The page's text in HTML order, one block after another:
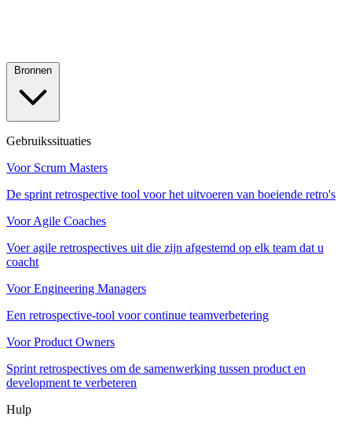
Gebruikssituaties
Voor Scrum Masters
De sprint retrospective tool voor het uitvoeren van boeiende retro's
Voor Agile Coaches
Voer agile retrospectives uit die zijn afgestemd op elk team dat u
coacht
Voor Engineering Managers
Een retrospective-tool voor continue teamverbetering
Voor Product Owners
Sprint retrospectives om de samenwerking tussen product en
development te verbeteren
Hulp